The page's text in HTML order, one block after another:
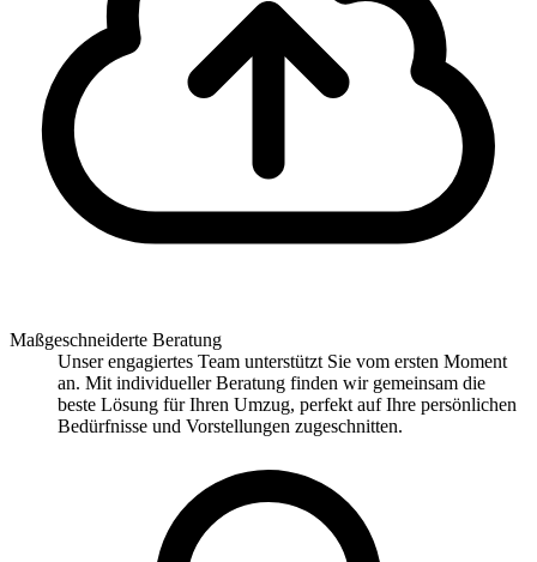
Maßgeschneiderte Beratung
Unser engagiertes Team unterstützt Sie vom ersten Moment
an. Mit individueller Beratung finden wir gemeinsam die
beste Lösung für Ihren Umzug, perfekt auf Ihre persönlichen
Bedürfnisse und Vorstellungen zugeschnitten.